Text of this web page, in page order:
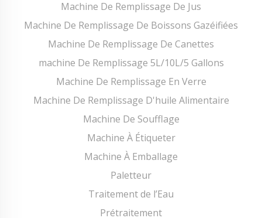
Machine De Remplissage De Jus
Machine De Remplissage De Boissons Gazéifiées
Machine De Remplissage De Canettes
machine De Remplissage 5L/10L/5 Gallons
Machine De Remplissage En Verre
Machine De Remplissage D'huile Alimentaire
Machine De Soufflage
Machine À Étiqueter
Machine À Emballage
Paletteur
Traitement de l’Eau
Prétraitement